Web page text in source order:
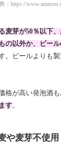
： https://
麦芽が50％以下
の以外か、ビー
。ビールよりも
格が高い発泡酒も
す。
や麦芽不使用